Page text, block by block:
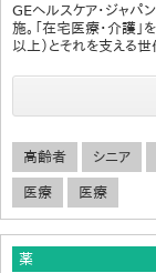
GEヘルスケア・ジャパ
施。「在宅医療・介護
以上）とそれを支える
高齢者 シニア
医療 医療
薬